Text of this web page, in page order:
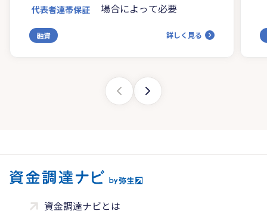
代表者連帯保証 場合によって必要
融資 詳しく見る
資金調達ナビとは